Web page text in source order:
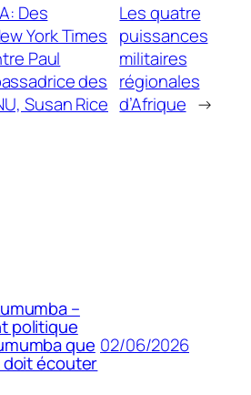
Des
York Times
Paul
des
Susan Rice
Les quatre
puissances
militaires
régionales
d’Afrique →
–
politique
que
écouter
02/06/2026